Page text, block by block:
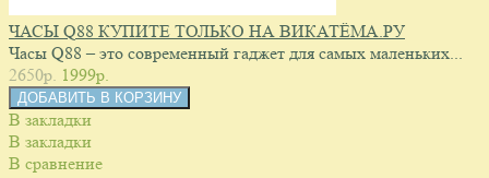
ЧАСЫ Q88 КУПИТЕ ТОЛЬКО НА ВИКАТЁМА.РУ
Часы Q88 – это современный гаджет для самых маленьких...
2650p. 1999p.
В закладки
В закладки
В сравнение